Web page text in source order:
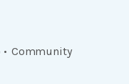
Community